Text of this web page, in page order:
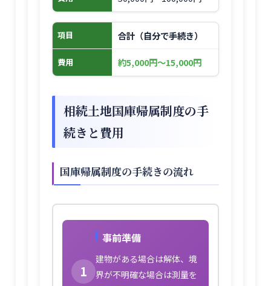
項目 合計（自分で手続き）
費用 約5,000円〜15,000円
相続土地国庫帰属制度の手
続きと費用
国庫帰属制度の手続きの流れ
1
事前準備
建物がある場合は解体、境
界が不明確な場合は測量を